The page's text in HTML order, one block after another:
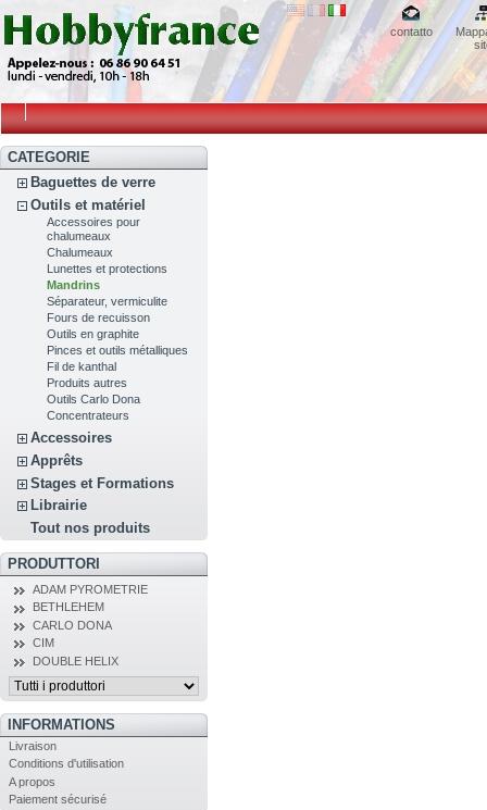
contatto
CATEGORIE
Baguettes de verre
Outils et matériel
Accessoires pour
chalumeaux
Chalumeaux
Lunettes et protections
Mandrins
Séparateur, vermiculite
Fours de recuisson
Outils en graphite
Pinces et outils métalliques
Fil de kanthal
Produits autres
Outils Carlo Dona
Concentrateurs
Accessoires
Apprêts
Stages et Formations
Librairie
Tout nos produits
PRODUTTORI
ADAM PYROMETRIE
BETHLEHEM
CARLO DONA
CIM
DOUBLE HELIX
INFORMATIONS
Livraison
Conditions d'utilisation
A propos
Paiement sécurisé